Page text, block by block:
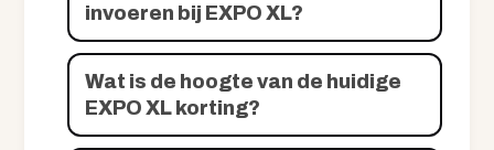
invoeren bij EXPO XL?
Wat is de hoogte van de huidige
EXPO XL korting?